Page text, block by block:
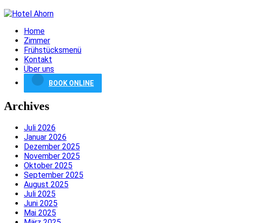
Home
Zimmer
Frühstücksmenü
Kontakt
Über uns
BOOK ONLINE
Archives
Juli 2026
Januar 2026
Dezember 2025
November 2025
Oktober 2025
September 2025
August 2025
Juli 2025
Juni 2025
Mai 2025